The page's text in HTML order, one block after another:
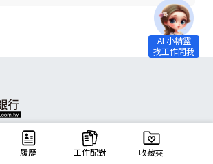
履歷 工作配對 收藏夾